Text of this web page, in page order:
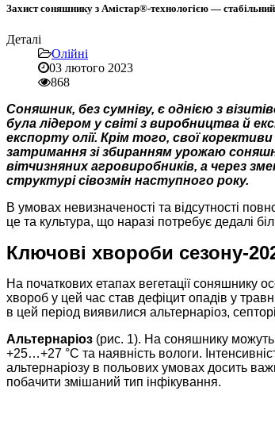
Захист соняшнику з Амістар®-технологією —
Деталі
Олійні
03 лютого 2023
868
Соняшник, без сумніву, є однією з
була лідером у світі з виробництва й
експорту олії. Крім того, свої
затримання зі збиранням урожаю
вітчизняних агровиробників, а через
структурі сівозмін наступного року.
В умовах невизначеності та відсутності
це та культура, що наразі потребує дедалі
Ключові хвороби сезону-
На початкових етапах вегетації соняшнику
хвороб у цей час став дефіцит опадів у
в цей період виявилися альтернаріоз,
Альтернаріоз (рис. 1). На соняшнику
+25…+27 °С та наявність вологи.
альтернаріозу в польових умовах досить
побачити змішаний тип інфікування.